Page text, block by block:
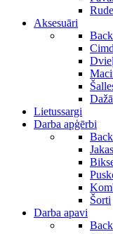
Aksesuāri
Back
Lietussargi
Darba apģērbi
Back
Jakas
Šorti
Darba apavi
Back